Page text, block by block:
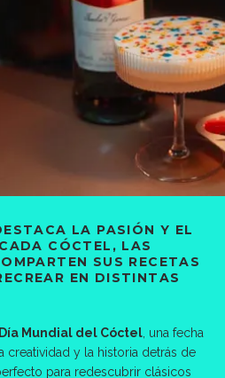
LA PASIÓN Y EL
CÓCTEL, LAS
SUS RECETAS
EN DISTINTAS
Día Mundial del Cóctel , una fecha
creatividad y la historia detrás de
para redescubrir clásicos